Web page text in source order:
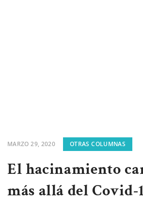
MARZO 29, 2020 OTRAS COLUMNAS
El hacinamiento
más allá del Covid-